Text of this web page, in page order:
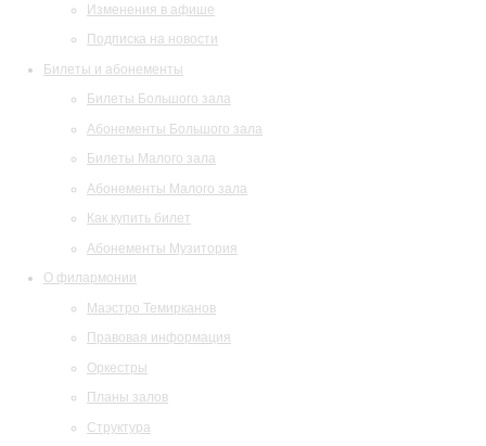
Изменения в афише
Подписка на новости
Билеты и абонементы
Билеты Большого зала
Абонементы Большого зала
Билеты Малого зала
Абонементы Малого зала
Как купить билет
Абонементы Музитория
О филармонии
Маэстро Темирканов
Правовая информация
Оркестры
Планы залов
Структура